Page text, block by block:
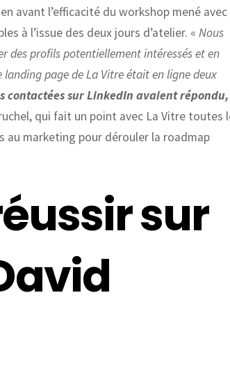
avant l’efficacité du workshop mené avec
à l’issue des deux jours d’atelier. « Nous
des profils potentiellement intéressés et en
page de La Vitre était en ligne deux
contactées sur LinkedIn avaient répondu,
qui fait un point avec La Vitre toutes
au marketing pour dérouler la roadmap
sur